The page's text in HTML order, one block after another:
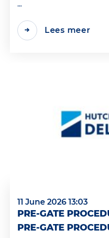
...
Lees meer
11 June 2026 13:03
PRE-GATE
PRE-GATE